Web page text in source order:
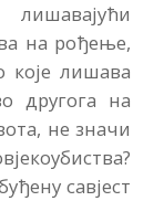
на рођење,
које лишава
другога на
не значи
савјест